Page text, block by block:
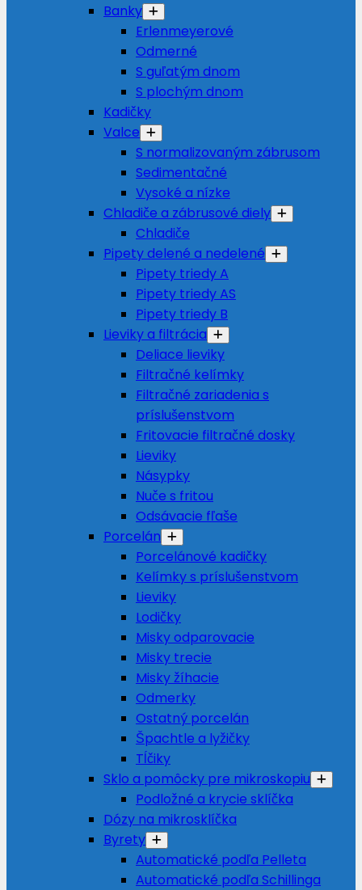
Banky
Erlenmeyerové
Odmerné
S guľatým dnom
S plochým dnom
Kadičky
Valce
S normalizovaným zábrusom
Sedimentačné
Vysoké a nízke
Chladiče a zábrusové diely
Chladiče
Pipety delené a nedelené
Pipety triedy A
Pipety triedy AS
Pipety triedy B
Lieviky a filtrácia
Deliace lieviky
Filtračné kelímky
Filtračné zariadenia s
príslušenstvom
Fritovacie filtračné dosky
Lieviky
Násypky
Nuče s fritou
Odsávacie fľaše
Porcelán
Porcelánové kadičky
Kelímky s príslušenstvom
Lieviky
Lodičky
Misky odparovacie
Misky trecie
Misky žíhacie
Odmerky
Ostatný porcelán
Špachtle a lyžičky
Tĺčiky
Sklo a pomôcky pre mikroskopiu
Podložné a krycie sklíčka
Dózy na mikrosklíčka
Byrety
Automatické podľa Pelleta
Automatické podľa Schillinga